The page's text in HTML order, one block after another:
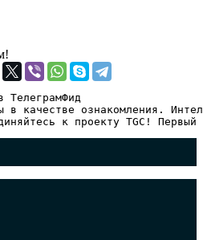
ТелеграмФид
в качестве ознакомления.
к проекту TGC!